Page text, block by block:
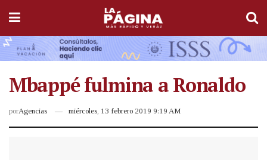
Mbappé fulmina a Ronaldo
porAgencias miércoles, 13 febrero 2019 9:19 AM